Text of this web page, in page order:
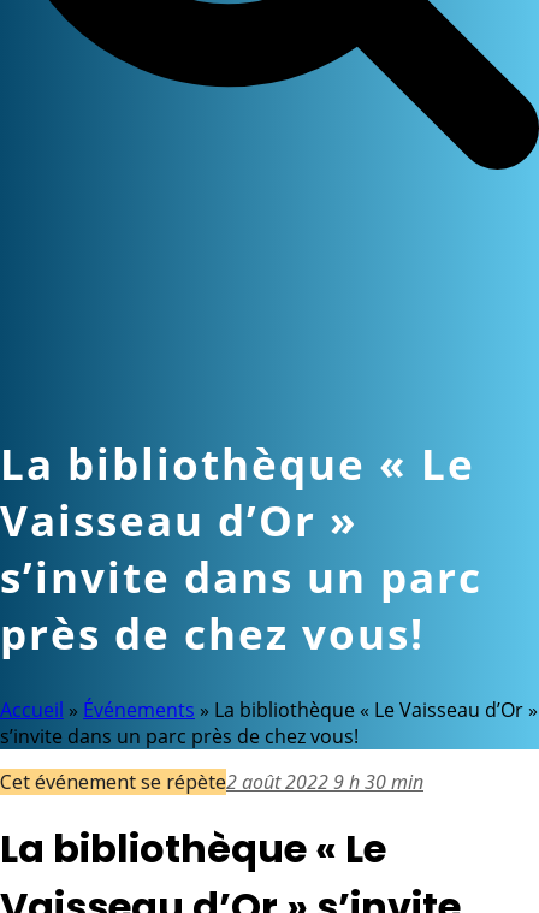
La bibliothèque « Le
Vaisseau d’Or »
s’invite dans un parc
près de chez vous!
Accueil » Événements » La bibliothèque « Le Vaisseau d’Or »
s’invite dans un parc près de chez vous!
Cet événement se répète2 août 2022 9 h 30 min
La bibliothèque « Le